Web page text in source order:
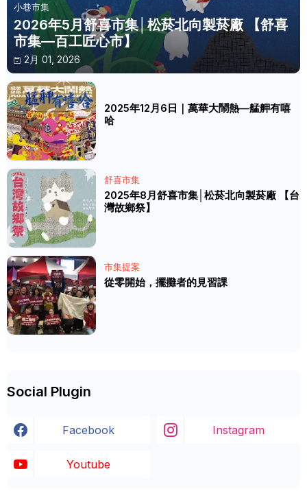
小巷市集
2026年5月舒喜市集│松菸北向製菸廠 【舒喜
市集—百工匠心市】
2月 01, 2026
2025年12月6日｜萬華大鬧熱—艋舺有嘻
哈
舒喜市集
2025年8月舒喜市集│松菸北向製菸廠 【台
灣故鄉祭】
市集提案
從零開始，擺攤者的見習課
Social Plugin
Facebook Instagram
Youtube